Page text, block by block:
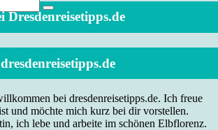
bei dresdenreisetipps.de. Ich freue
und möchte mich kurz bei dir vorstellen.
ich lebe und arbeite im schönen Elbflorenz.